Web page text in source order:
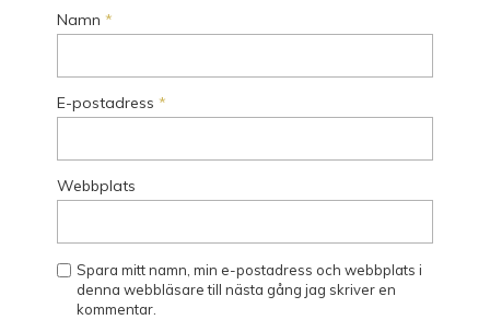
Namn *
E-postadress *
Webbplats
Spara mitt namn, min e-postadress och webbplats i
denna webbläsare till nästa gång jag skriver en
kommentar.